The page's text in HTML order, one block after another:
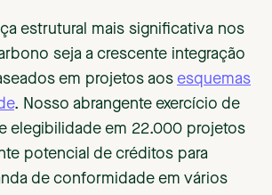
estrutural mais significativa nos
seja a crescente integração
em projetos aos esquemas
. Nosso abrangente exercício de
elegibilidade em 22.000 projetos
potencial de créditos para
de conformidade em vários